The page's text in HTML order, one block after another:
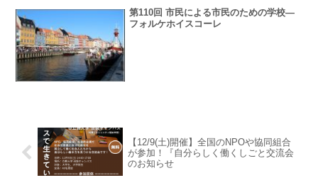
第110回 市民による市民のための学校―
フォルケホイスコーレ
【12/9(土)開催】全国のNPOや協同組合
が参加！『自分らしく働くしごと交流会
のお知らせ